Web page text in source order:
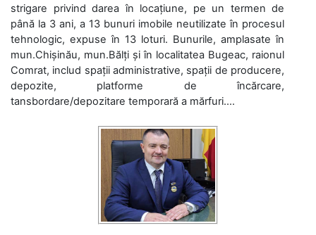
strigare privind darea în locațiune, pe un termen de
până la 3 ani, a 13 bunuri imobile neutilizate în procesul
tehnologic, expuse în 13 loturi. Bunurile, amplasate în
mun.Chișinău, mun.Bălți și în localitatea Bugeac, raionul
Comrat, includ spații administrative, spații de producere,
depozite, platforme de încărcare,
tansbordare/depozitare temporară a mărfuri....